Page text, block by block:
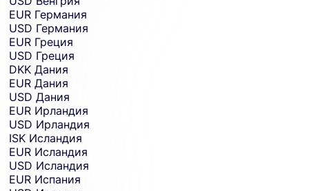
EUR Германия
USD Германия
EUR Греция
USD Греция
DKK Дания
EUR Дания
USD Дания
EUR Ирландия
USD Ирландия
ISK Исландия
EUR Исландия
USD Исландия
EUR Испания